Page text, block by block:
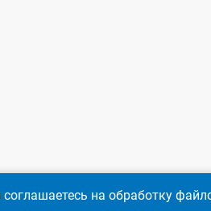
на обработку